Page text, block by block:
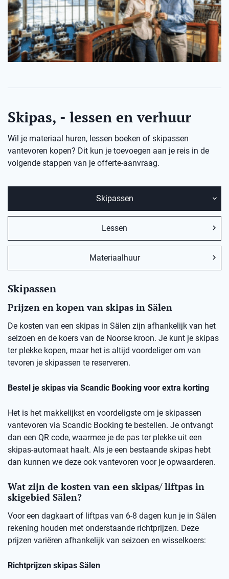
Skipas, - lessen en verhuur
Wil je materiaal huren, lessen boeken of skipassen
vantevoren kopen? Dit kun je toevoegen aan je reis in de
volgende stappen van je offerte-aanvraag.
Skipassen
Lessen
Materiaalhuur
Skipassen
Prijzen en kopen van skipas in Sälen
De kosten van een skipas in Sälen zijn afhankelijk van het
seizoen en de koers van de Noorse kroon. Je kunt je skipas
ter plekke kopen, maar het is altijd voordeliger om van
tevoren je skipassen te reserveren.
Bestel je skipas via Scandic Booking voor extra korting
Het is het makkelijkst en voordeligste om je skipassen
vantevoren via Scandic Booking te bestellen. Je ontvangt
dan een QR code, waarmee je de pas ter plekke uit een
skipas-automaat haalt. Als je een bestaande skipas hebt
dan kunnen we deze ook vantevoren voor je opwaarderen.
Wat zijn de kosten van een skipas/ liftpas in
skigebied Sälen?
Voor een dagkaart of liftpas van 6-8 dagen kun je in Sälen
rekening houden met onderstaande richtprijzen. Deze
prijzen variëren afhankelijk van seizoen en wisselkoers:
Richtprijzen skipas Sälen